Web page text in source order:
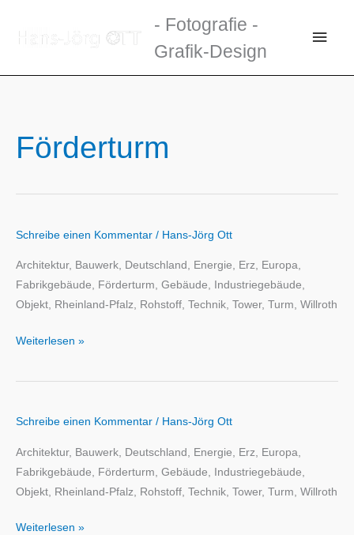
Inhalt
- Fotografie -
Grafik-Design
Förderturm
Schreibe einen Kommentar / Hans-Jörg Ott
Architektur, Bauwerk, Deutschland, Energie, Erz, Europa,
Fabrikgebäude, Förderturm, Gebäude, Industriegebäude,
Objekt, Rheinland-Pfalz, Rohstoff, Technik, Tower, Turm, Willroth
Weiterlesen »
Schreibe einen Kommentar / Hans-Jörg Ott
Architektur, Bauwerk, Deutschland, Energie, Erz, Europa,
Fabrikgebäude, Förderturm, Gebäude, Industriegebäude,
Objekt, Rheinland-Pfalz, Rohstoff, Technik, Tower, Turm, Willroth
Weiterlesen »